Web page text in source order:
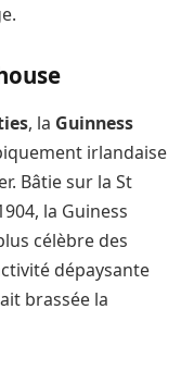
, la Guinness
irlandaise
Bâtie sur la St
la Guiness
célèbre des
dépaysante
brassée la